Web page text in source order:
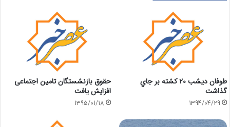
طوفان ديشب 20 كشته بر جاي
گذاشت
1394/04/29
حقوق بازنشستگان تامین اجتماعی
افزایش یافت
1395/01/18